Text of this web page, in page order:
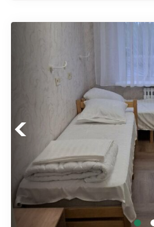
Previous